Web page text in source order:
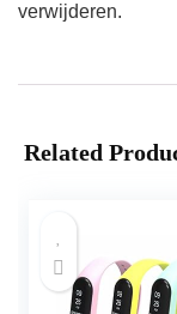
verwijderen.
Related